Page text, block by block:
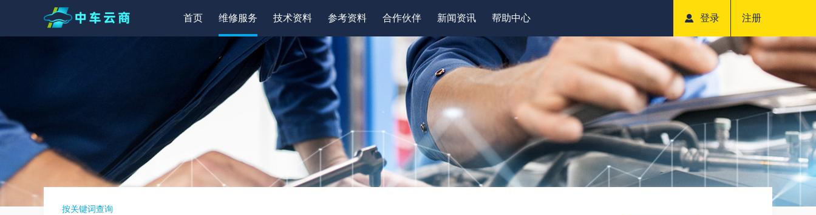
首页 维修服务 技术资料 参考资料 合作伙伴 新闻资讯 帮助中心 登录 注册
按关键词查询